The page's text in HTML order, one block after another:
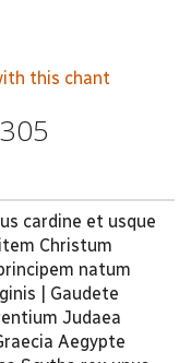
this chant
cardine et usque
Christum
natum
| Gaudete
Judaea
Aegypte